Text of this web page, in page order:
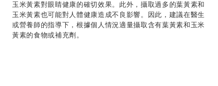
玉米黃素對眼睛健康的確切效果。此外，攝取過多的葉黃素和
玉米黃素也可能對人體健康造成不良影響。因此，建議在醫生
或營養師的指導下，根據個人情況適量攝取含有葉黃素和玉米
黃素的食物或補充劑。